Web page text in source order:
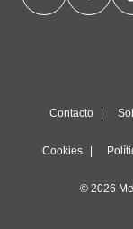
Contacto
Cookies
© 2026